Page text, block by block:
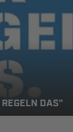
DAS"